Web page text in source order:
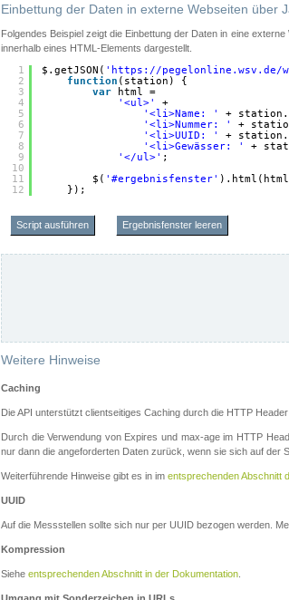
Einbettung der Daten in externe Webseiten über
Folgendes Beispiel zeigt die Einbettung der Daten in eine
innerhalb eines HTML-Elements dargestellt.
1
2
3
4
5
6
7
8
9
10
11
12
$.getJSON( ' https://pegelonline.wsv.de/
function (station) {
var
html =
'<ul>'
+
'<li>Name: '
+
'<li>Nummer: '
+
'<li>UUID: '
+
'<li>Gewässer: '
+
'</ul>' ;
$( '#ergebnisfenster'
});
Script ausführen Ergebnisfenster leeren
Weitere Hinweise
Caching
Die API unterstützt clientseitiges Caching durch die HTTP Header
Durch die Verwendung von Expires und max-age im HTTP
nur dann die angeforderten Daten zurück, wenn sie sich auf der
Weiterführende Hinweise gibt es in im entsprechenden Abschnitt
UUID
Auf die Messstellen sollte sich nur per UUID bezogen werden.
Kompression
Siehe entsprechenden Abschnitt in der Dokumentation.